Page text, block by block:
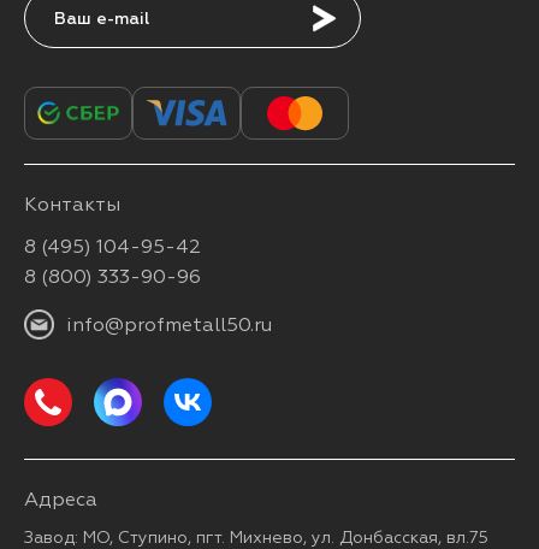
Подписаться
Контакты
8 (495) 104-95-42
8 (800) 333-90-96
info@profmetall50.ru
Адреса
Завод: МО, Ступино, пгт. Михнево, ул. Донбасская, вл.75